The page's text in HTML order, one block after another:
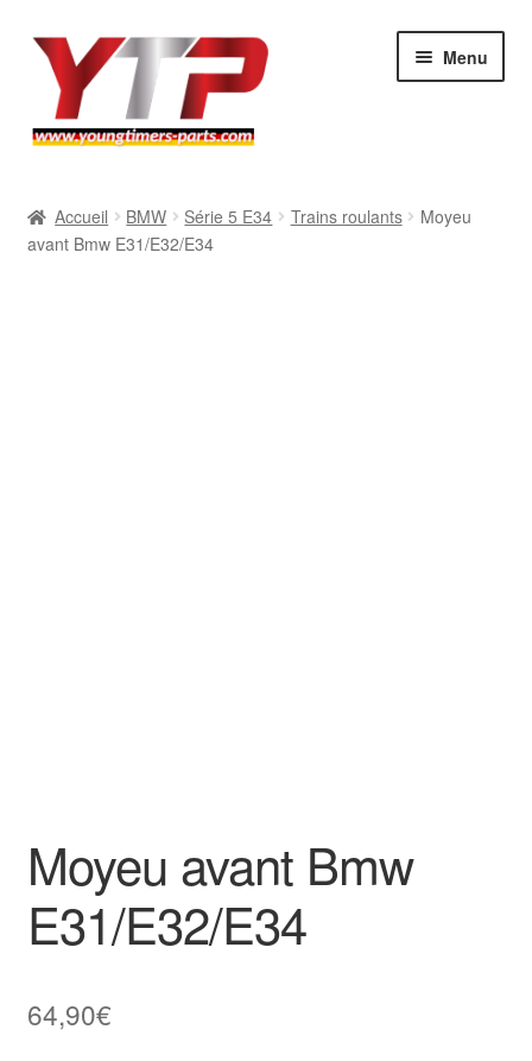
Aller
navigation
Aller
contenu
Menu
BMW
Accueil BMW Série 5 E34 Trains roulants
Moyeu
avant Bmw E31/E32/E34
Moyeu avant Bmw
E31/E32/E34
64,90€